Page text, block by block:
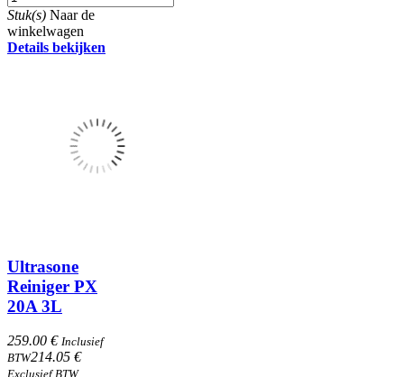
Stuk(s) Naar de
winkelwagen
Details bekijken
Ultrasone
Reiniger PX
20A 3L
259.00 € Inclusief
BTW214.05 €
Exclusief BTW